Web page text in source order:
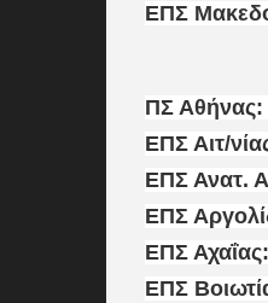
ΕΠΣ
ΠΣ Αθήνας:
ΕΠΣ Αιτ/
ΕΠΣ Ανατ.
ΕΠΣ
ΕΠΣ Αχαΐας:
ΕΠΣ